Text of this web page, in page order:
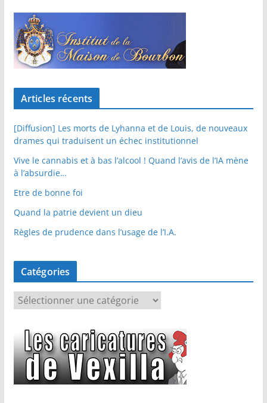
Articles récents
[Diffusion] Les morts de Lyhanna et de Louis, de nouveaux
drames qui traduisent un échec institutionnel
Vive le cannabis et à bas l’alcool ! Quand l’avis de l’IA mène
à l’absurdie…
Etre de bonne foi
Quand la patrie devient un dieu
Règles de prudence dans l’usage de l’I.A.
Catégories
é
g
o
r